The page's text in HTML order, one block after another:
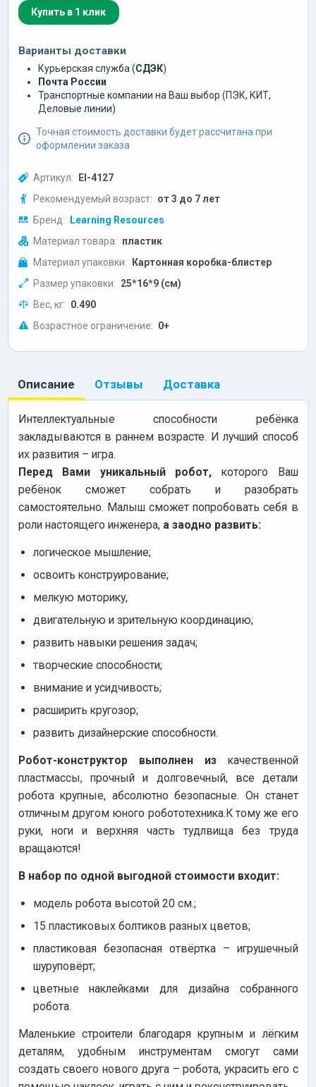
Купить в 1 клик
Варианты доставки
Курьерская служба (СДЭК)
Почта России
Транспортные компании на Ваш выбор (ПЭК, КИТ,
Деловые линии)
Точная стоимость доставки будет рассчитана при
оформлении заказа
Артикул: EI-4127
Рекомендуемый возраст: от 3 до 7 лет
Бренд: Learning Resources
Материал товара: пластик
Материал упаковки: Картонная коробка-блистер
Размер упаковки: 25*16*9 (см)
Вес, кг: 0.490
Возрастное ограничение: 0+
Описание Отзывы Доставка
Интеллектуальные способности ребёнка
закладываются в раннем возрасте. И лучший способ
их развития – игра.
Перед Вами уникальный робот, которого Ваш
ребёнок сможет собрать и разобрать
самостоятельно. Малыш сможет попробовать себя в
роли настоящего инженера, а заодно развить:
логическое мышление;
освоить конструирование;
мелкую моторику,
двигательную и зрительную координацию;
развить навыки решения задач;
творческие способности;
внимание и усидчивость;
расширить кругозор;
развить дизайнерские способности.
Робот-конструктор выполнен из качественной
пластмассы, прочный и долговечный, все детали
робота крупные, абсолютно безопасные. Он станет
отличным другом юного робототехника.К тому же его
руки, ноги и верхняя часть тудлвища без труда
вращаются!
В набор по одной выгодной стоимости входит:
модель робота высотой 20 см.;
15 пластиковых болтиков разных цветов;
пластиковая безопасная отвёртка – игрушечный
шуруповёрт;
цветные наклейками для дизайна собранного
робота.
Маленькие строители благодаря крупным и лёгким
деталям, удобным инструментам смогут сами
создать своего нового друга – робота, украсить его с